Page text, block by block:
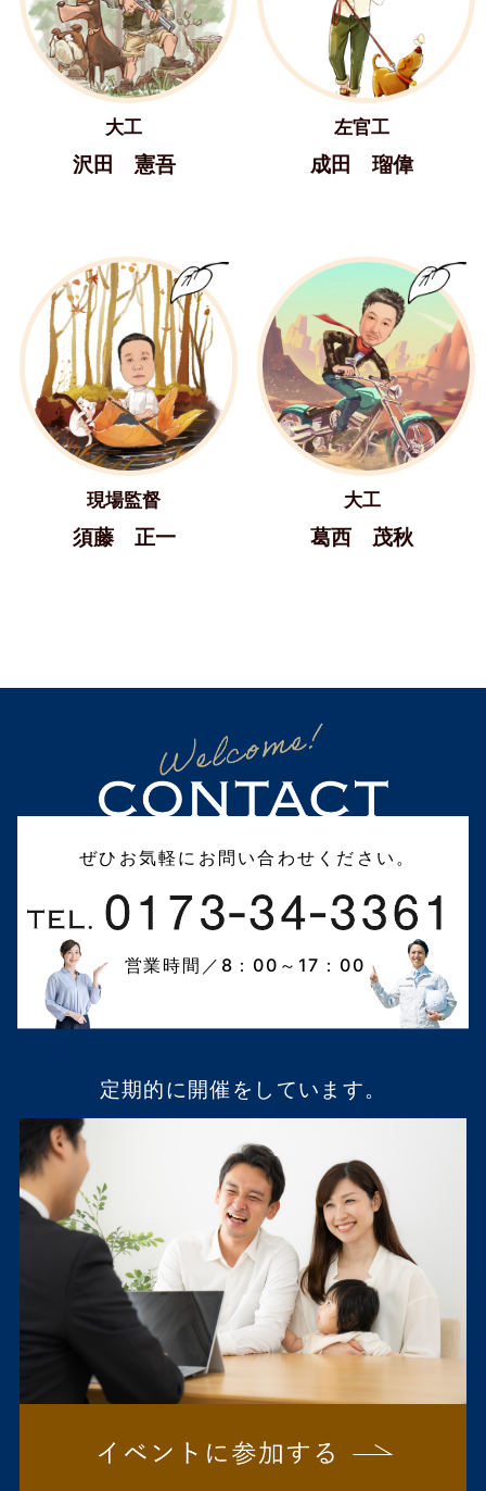
大工
沢田 憲吾
左官工
成田 瑠偉
現場監督
須藤 正一
大工
葛西 茂秋
ぜひお気軽にお問い合わせください。
営業時間／8：00～17：00
定期的に開催をしています。